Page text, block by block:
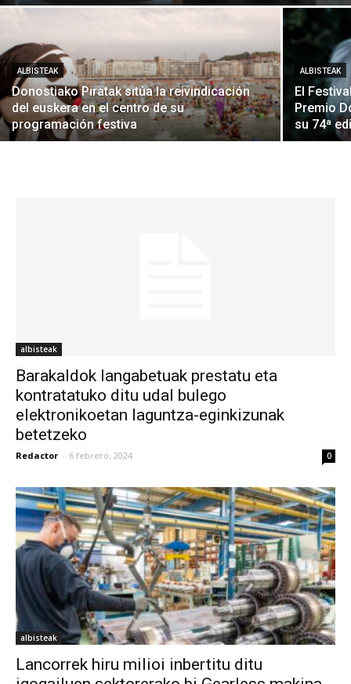
ALBISTEAK
Donostiako Piratak sitúa la reivindicación
del euskera en el centro de su
programación festiva
ALBISTEAK
El
Premio
su 74ª
albisteak
Barakaldok langabetuak prestatu eta
kontratatuko ditu udal bulego
elektronikoetan laguntza-eginkizunak
betetzeko
Redactor - 6 febrero, 2024 0
albisteak
Lancorrek hiru milioi inbertitu ditu